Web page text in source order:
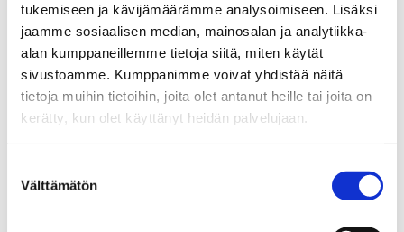
tukemiseen ja kävijämäärämme analysoimiseen. Lisäksi
jaamme sosiaalisen median, mainosalan ja analytiikka-
alan kumppaneillemme tietoja siitä, miten käytät
sivustoamme. Kumppanimme voivat yhdistää näitä
tietoja muihin tietoihin, joita olet antanut heille tai joita on
kerätty, kun olet käyttänyt heidän palvelujaan.
valinta
Välttämätön
Blogit
Yläkouluun ja toiselle asteelle
siirtyminen on nuorelle suuri
muutos
06.08.2026
Turvallinen aikuinen auttaa nuorta
tekemään parempia valintoja myös